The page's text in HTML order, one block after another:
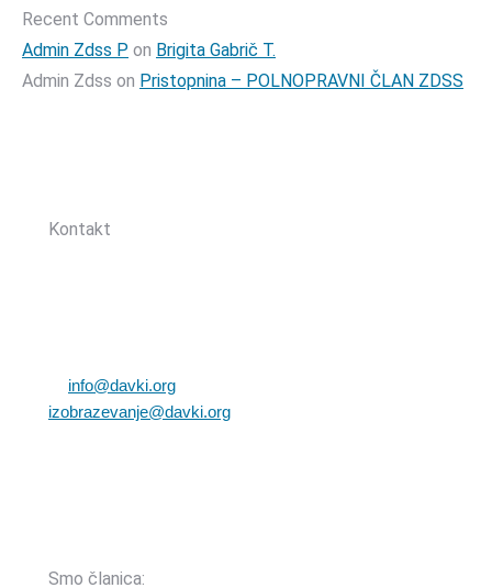
Recent Comments
Admin Zdss P on Brigita Gabrič T.
Admin Zdss on Pristopnina – POLNOPRAVNI ČLAN ZDSS
Kontakt
info@davki.org
izobrazevanje@davki.org
Smo članica: